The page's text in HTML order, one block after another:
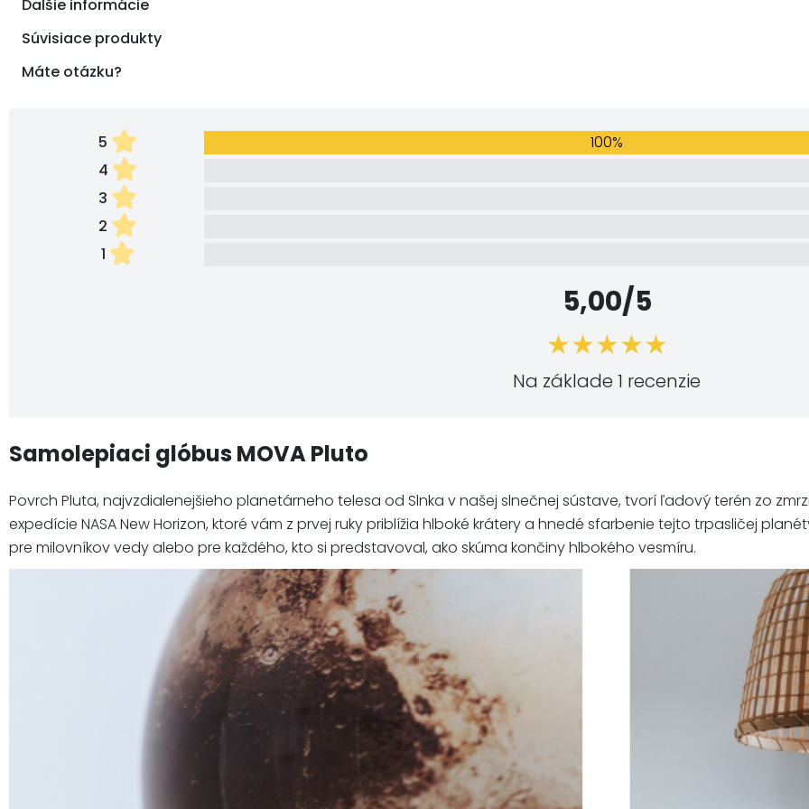
Ďalšie informácie
Súvisiace produkty
Máte otázku?
5 100%
4
3
2
1
5,00/5
Na základe 1 recenzie
Samolepiaci glóbus MOVA Pluto
Povrch Pluta, najvzdialenejšieho planetárneho telesa od Slnka v našej slnečnej sústave, tvorí ľadový terén zo
expedície NASA New Horizon, ktoré vám z prvej ruky priblížia hlboké krátery a hnedé sfarbenie tejto trpasličej
pre milovníkov vedy alebo pre každého, kto si predstavoval, ako skúma končiny hlbokého vesmíru.